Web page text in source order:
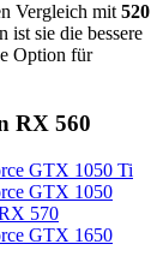
Vergleich mit 520
ist sie die bessere
Option für
RX 560
GTX 1050 Ti
GTX 1050
570
GTX 1650